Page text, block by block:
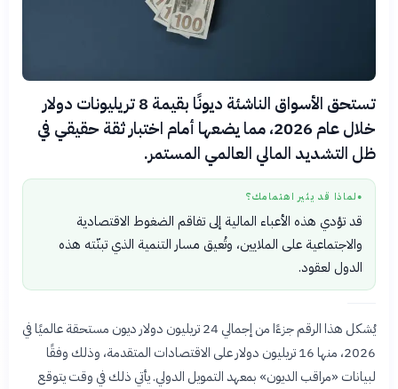
تستحق الأسواق الناشئة ديونًا بقيمة 8 تريليونات دولار
خلال عام 2026، مما يضعها أمام اختبار ثقة حقيقي في
ظل التشديد المالي العالمي المستمر.
● لماذا قد يثير اهتمامك؟
قد تؤدي هذه الأعباء المالية إلى تفاقم الضغوط الاقتصادية
والاجتماعية على الملايين، وتُعيق مسار التنمية الذي تبنّته هذه
الدول لعقود.
يُشكل هذا الرقم جزءًا من إجمالي 24 تريليون دولار ديون مستحقة عالميًا في
2026، منها 16 تريليون دولار على الاقتصادات المتقدمة، وذلك وفقًا
لبيانات «مراقب الديون» بمعهد التمويل الدولي. يأتي ذلك في وقت يتوقع